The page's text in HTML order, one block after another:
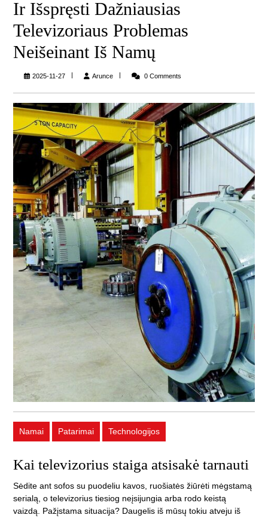
Ir Išspręsti Dažniausias
Televizoriaus Problemas
Neišeinant Iš Namų
2025-11-27 ArunceArunce 0 Comments
Namai Patarimai Technologijos
Kai televizorius staiga atsisakė tarnauti
Sėdite ant sofos su puodeliu kavos, ruošiatės žiūrėti mėgstamą
serialą, o televizorius tiesiog neįsijungia arba rodo keistą
vaizdą. Pažįstama situacija? Daugelis iš mūsų tokiu atveju iš